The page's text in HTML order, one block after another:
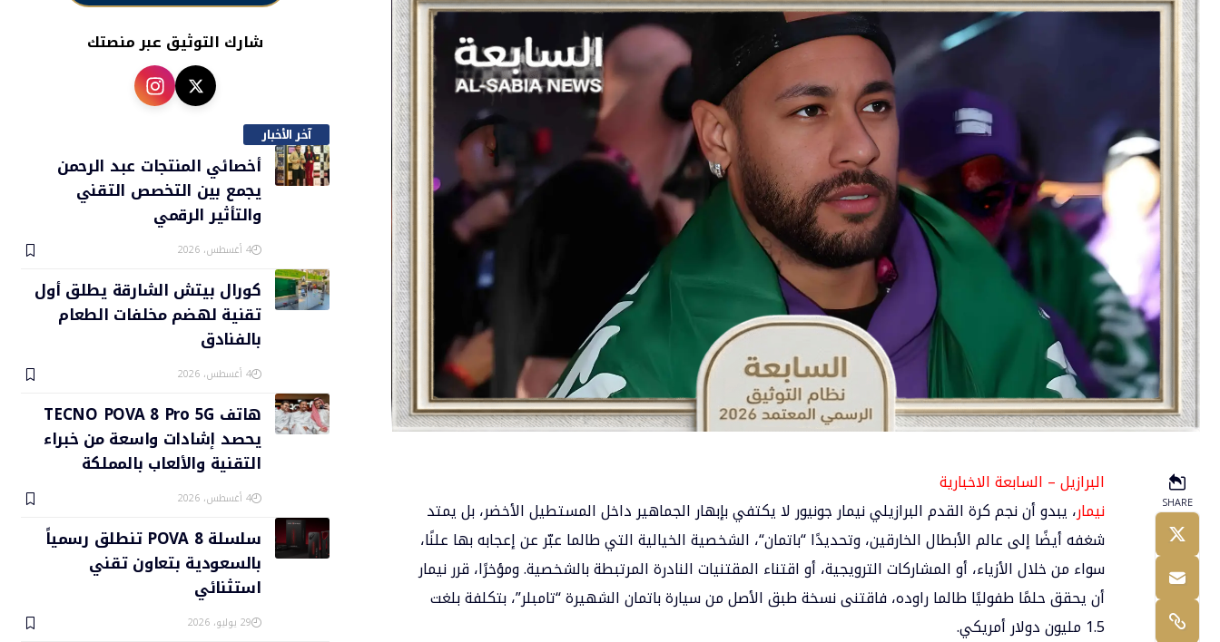
SHARE
البرازيل – السابعة الاخبارية
نيمار، يبدو أن نجم كرة القدم البرازيلينيمارجونيور لا يكتفي بإبهار الجماهير داخل المستطيل الأخضر، بل يمتد
شغفه أيضًا إلى عالم الأبطال الخارقين، وتحديدًا “باتمان“، الشخصية الخيالية التي طالما عبّر عن إعجابه بها علنًا،
سواء من خلال الأزياء، أو المشاركات الترويجية، أو اقتناء المقتنيات النادرة المرتبطة بالشخصية. ومؤخرًا، قرر نيمار
أن يحقق حلمًا طفوليًا طالما راوده، فاقتنى نسخة طبق الأصل من سيارة باتمان الشهيرة “تامبلر”، بتكلفة بلغت
1.5 مليون دولار أمريكي.
شارك التوثيق عبر منصتك
آخر الأخبار
أخصائي المنتجات عبد الرحمن
يجمع بين التخصص التقني
والتأثير الرقمي
4 أغسطس، 2026
كورال بيتش الشارقة يطلق أول
تقنية لهضم مخلفات الطعام
بالفنادق
4 أغسطس، 2026
هاتف TECNO POVA 8 Pro 5G
يحصد إشادات واسعة من خبراء
التقنية والألعاب بالمملكة
4 أغسطس، 2026
سلسلة POVA 8 تنطلق رسمياً
بالسعودية بتعاون تقني
استثنائي
29 يوليو، 2026